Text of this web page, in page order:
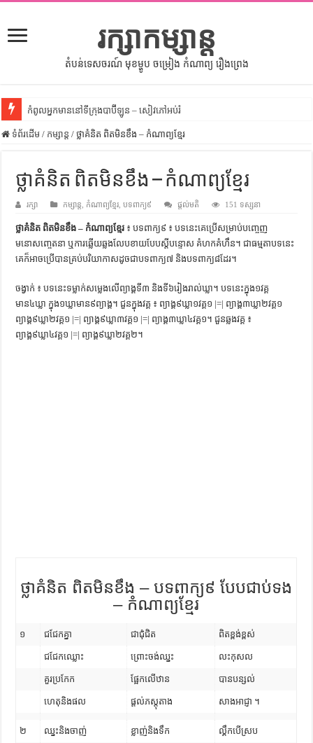
រក្សាកម្សាន្ត
តំបន់ទេសចរណ៍ មុខម្ហូប ចម្រៀង កំណាព្យ រឿងព្រេង
កំពូលអ្នកមាននៅទីក្រុងបាប៊ីឡូន – សៀវភៅអប់រំ
សីលធម៌នៅក្នុងសង្គមខ្មែរ – សៀវភៅចំណេះដឹងទូទៅ
ទំលៀមទម្លាប់ប្រពៃណីជនជាតិចិន – សៀវភៅចំណេះដឹងទូទៅ
ដើមកំណើតអង្គរ – សៀវភៅចំណេះដឹងទូទៅ
ដើមកំណើតជនជាតិខ្មែរ – អត្ថបទស្រាវជ្រាវ
ទំនាក់ទំនងកម្ពុជានិងចិន – សៀវភៅចំណេះដឹងទូទៅ
រដ្ឋបាល និង រដ្ឋបាលវិមជ្ឈការ – អត្ថបទស្រាវជ្រាវ
ការស្វែងយល់អំពី ល្ខោនខោល – សៀវភៅចំណេះដឹងទូទៅ
ទំព័រដើម / កម្សាន្ត / ថ្លាគំនិត ពិតមិនខឹង – កំណាព្យខ្មែរ
ថ្លាគំនិត ពិតមិនខឹង – កំណាព្យខ្មែរ
រក្សា កម្សាន្ត កំណាព្យខ្មែរ ,បទពាក្យ៩ ផ្តល់មតិ 151 ទស្សនា
ថ្លាគំនិត ពិតមិនខឹង – កំណាព្យខ្មែរ ៖ បទពាក្យ៩ ៖ បទនេះគេប្រើសម្រាប់បញ្ចេញ
មនោសញ្ចេតនា ឬការឆ្លើយឆ្លងលែបខាយបែបស្ដីបន្ទោស គំហកគំហឹន។ ជាធម្មតាបទនេះ
គេក៏អាចប្រើបានគ្រប់បរិយាកាសដូចជាបទពាក្យ៧ និងបទពាក្យ៨ដែរ។
ចង្វាក់ ៖ បទនេះទម្លាក់សម្លេងលើព្យាង្គទី៣ និងទី៦រៀងរាល់ឃ្លា។ បទនេះក្នុង១វគ្គ
មាន៤ឃ្លា ក្នុង១ឃ្លាមាន៩ព្យាង្គ។ ជួនក្នុងវគ្គ ៖ ព្យាង្គ៩ឃ្លា១វគ្គ១ |=| ព្យាង្គ៣ឃ្លា២វគ្គ១
ព្យាង្គ៩ឃ្លា២វគ្គ១ |=| ព្យាង្គ៩ឃ្លា៣វគ្គ១ |=| ព្យាង្គ៣ឃ្លា៤វគ្គ១។ ជួនឆ្លងវគ្គ ៖
ព្យាង្គ៩ឃ្លា៤វគ្គ១ |=| ព្យាង្គ៩ឃ្លា២វគ្គ២។
ថ្លាគំនិត ពិតមិនខឹង – បទពាក្យ៩ បែបជាប់ទង
– កំណាព្យខ្មែរ
១ ជជែកគ្នា ជាជុំជិត ពិតខ្ពង់ខ្ពស់
ជជែកឈ្លោះ ព្រោះចង់ឈ្នះ លះកុសល
គួរប្រកែក ផ្អែកលើឋាន បានបន្សល់
ហេតុនិងផល ផ្តល់ភស្តុតាង សាងអាជ្ញា ។
២ ឈ្នះនិងចាញ់ ខ្លាញ់និងទឹក ល្គឹកបើស្រប